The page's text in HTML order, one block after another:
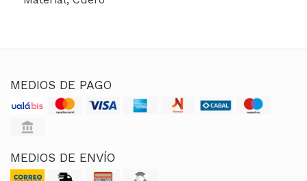
MEDIOS DE PAGO
MEDIOS DE ENVÍO